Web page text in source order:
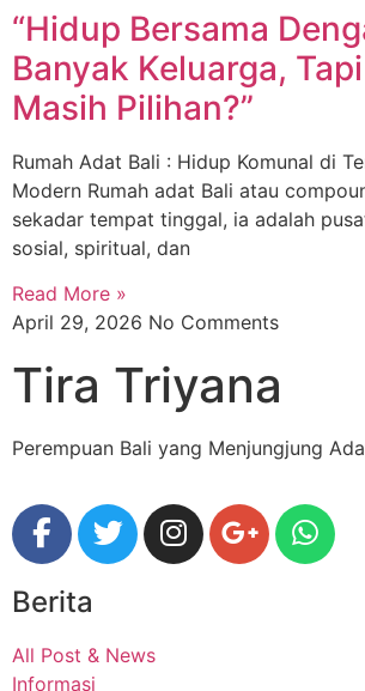
“Hidup Bersama
Banyak Keluarga,
Masih Pilihan?”
Rumah Adat Bali : Hidup Komunal di
Modern Rumah adat Bali atau
sekadar tempat tinggal, ia adalah
sosial, spiritual, dan
Read More »
April 29, 2026 No Comments
Tira Triyana
Perempuan Bali yang Menjungjung
Berita
All Post & News
Informasi